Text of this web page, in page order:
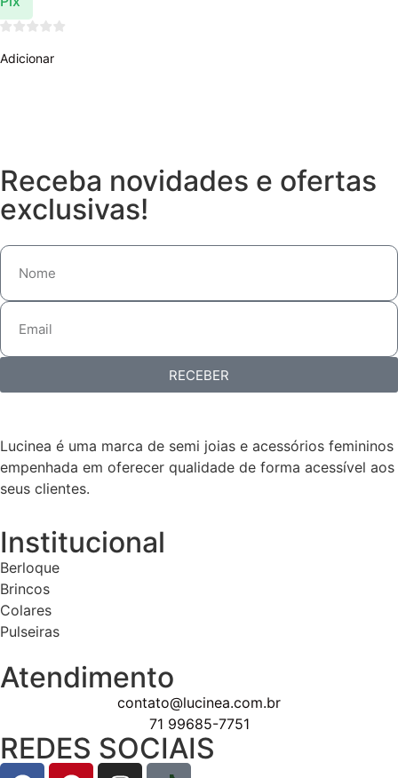
Adicionar
Receba novidades e ofertas
exclusivas!
RECEBER
Lucinea é uma marca de semi joias e acessórios femininos
empenhada em oferecer qualidade de forma acessível aos
seus clientes.
Institucional
Berloque
Brincos
Colares
Pulseiras
Atendimento
contato@lucinea.com.br
71 99685-7751
REDES SOCIAIS